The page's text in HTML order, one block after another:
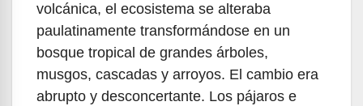
volcánica, el ecosistema se alteraba
paulatinamente transformándose en un
bosque tropical de grandes árboles,
musgos, cascadas y arroyos. El cambio era
abrupto y desconcertante. Los pájaros e